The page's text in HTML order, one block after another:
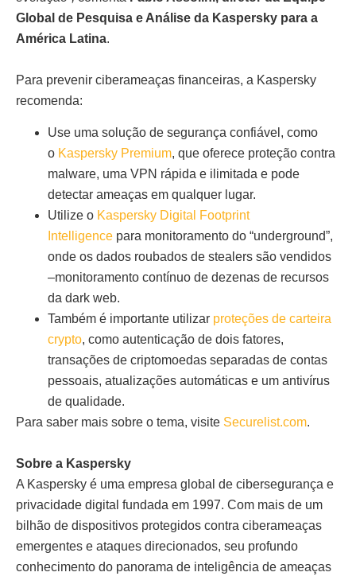
Global de Pesquisa e Análise da Kaspersky para a
América Latina.
Para prevenir ciberameaças financeiras, a Kaspersky
recomenda:
Use uma solução de segurança confiável, como
o Kaspersky Premium, que oferece proteção contra
malware, uma VPN rápida e ilimitada e pode
detectar ameaças em qualquer lugar.
Utilize o Kaspersky Digital Footprint
Intelligence para monitoramento do “underground”,
onde os dados roubados de stealers são vendidos
–monitoramento contínuo de dezenas de recursos
da dark web.
Também é importante utilizar proteções de carteira
crypto, como autenticação de dois fatores,
transações de criptomoedas separadas de contas
pessoais, atualizações automáticas e um antivírus
de qualidade.
Para saber mais sobre o tema, visite Securelist.com.
Sobre a Kaspersky
A Kaspersky é uma empresa global de cibersegurança e
privacidade digital fundada em 1997. Com mais de um
bilhão de dispositivos protegidos contra ciberameaças
emergentes e ataques direcionados, seu profundo
conhecimento do panorama de inteligência de ameaças